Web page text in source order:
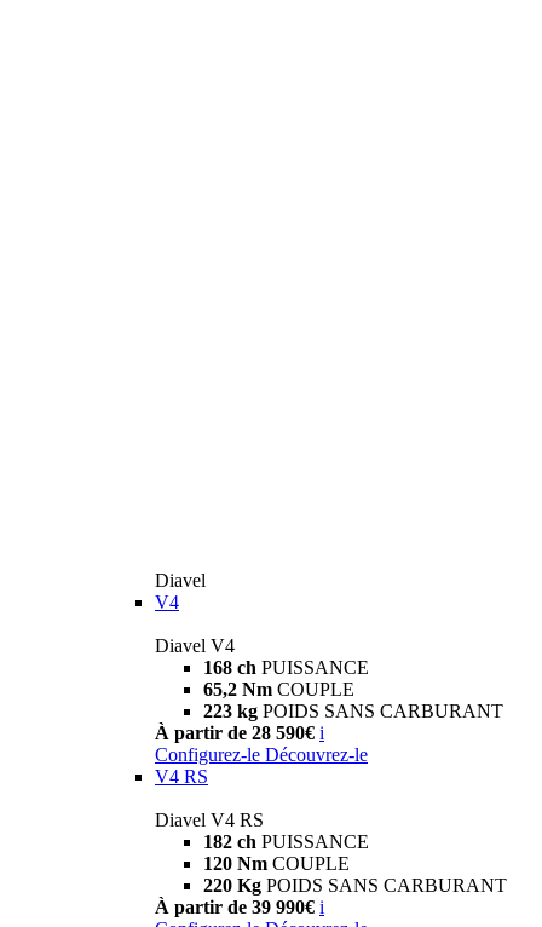
Diavel
V4
Diavel V4
168 ch PUISSANCE
65,2 Nm COUPLE
223 kg POIDS SANS CARBURANT
À partir de 28 590€ i
Configurez-le Découvrez-le
V4 RS
Diavel V4 RS
182 ch PUISSANCE
120 Nm COUPLE
220 Kg POIDS SANS CARBURANT
À partir de 39 990€ i